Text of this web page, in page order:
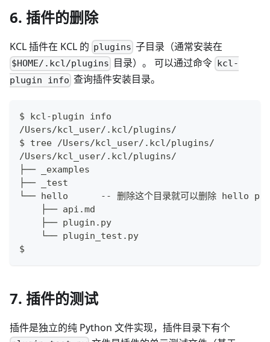
6. 插件的删除
KCL 插件在 KCL 的 plugins 子目录（通常安装在
$HOME/.kcl/plugins 目录）。 可以通过命令 kcl-
plugin info 查询插件安装目录。
$ kcl-plugin info
/Users/kcl_user/.kcl/plugins/
$ tree /Users/kcl_user/.kcl/plugins/
/Users/kcl_user/.kcl/plugins/
├── _examples
├── _test
└── hello      -- 删除这个目录就可以删除 hello
    ├── api.md
    ├── plugin.py
    └── plugin_test.py
$
7. 插件的测试
插件是独立的纯 Python 文件实现，插件目录下有个